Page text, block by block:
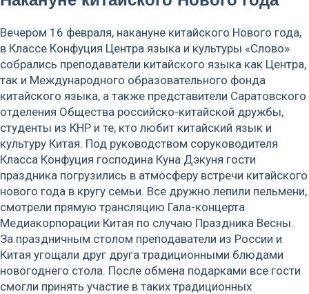
Вечером 16 февраля, накануне китайского Нового года,
в Классе Конфуция Центра языка и культуры «Слово»
собрались преподаватели китайского языка как Центра,
так и Международного образовательного фонда
китайского языка, а также представители Саратовского
отделения Общества российско-китайской дружбы,
студенты из КНР и те, кто любит китайский язык и
культуру Китая. Под руководством соруководителя
Класса Конфуция господина Куна Дэкуня гости
праздника погрузились в атмосферу встречи китайского
нового года в кругу семьи. Все дружно лепили пельмени,
смотрели прямую трансляцию Гала-концерта
Медиакорпорации Китая по случаю Праздника Весны.
За праздничным столом преподаватели из России и
Китая угощали друг друга традиционными блюдами
новогоднего стола. После обмена подарками все гости
смогли принять участие в таких традиционных